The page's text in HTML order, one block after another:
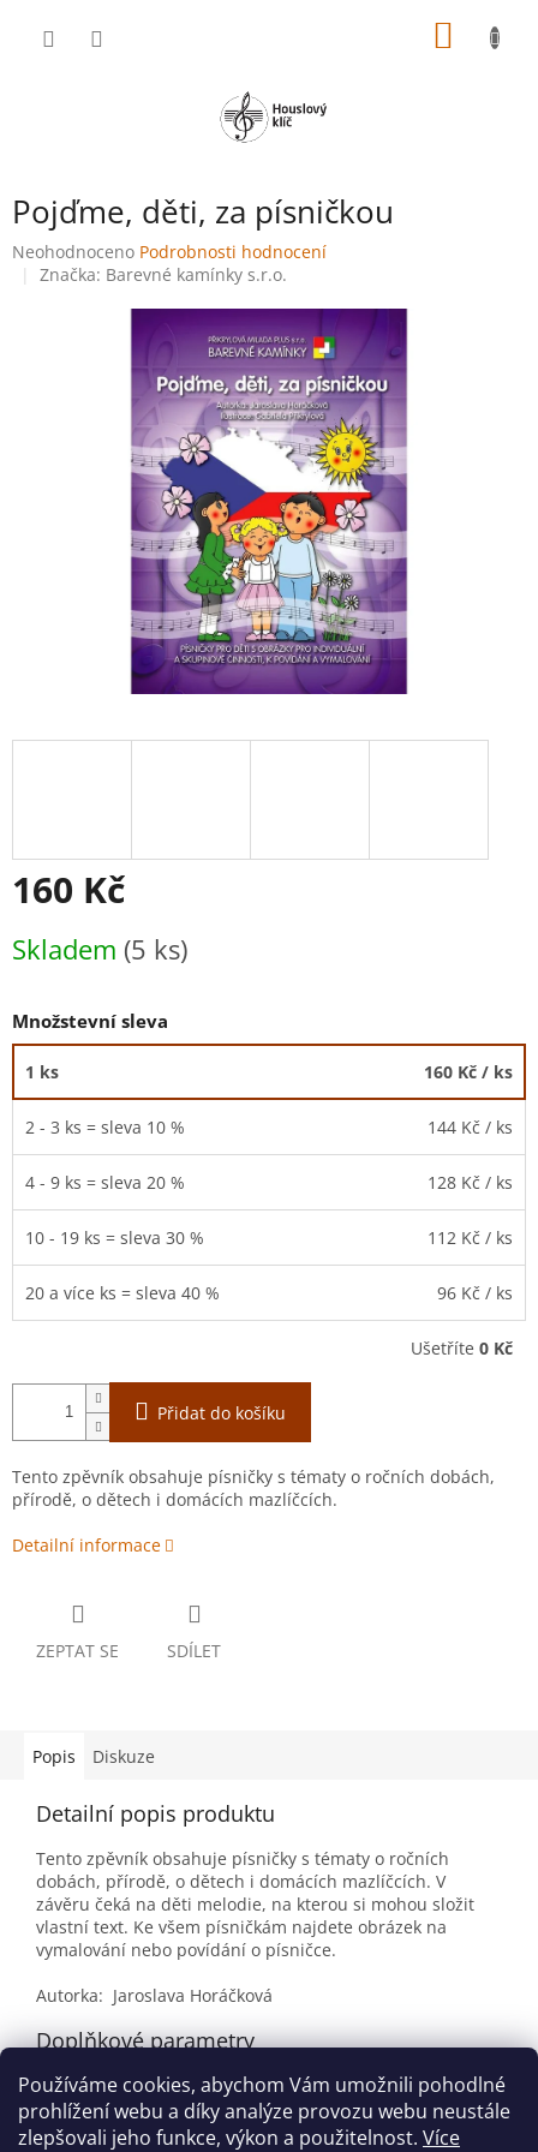
Používáme cookies, abychom Vám umožnili pohodlné
prohlížení webu a díky analýze provozu webu neustále
zlepšovali jeho funkce, výkon a použitelnost. Více
Pojďme, děti, za písničkou
Průměrné
hodnocení
Neohodnoceno Podrobnosti hodnocení
Značka: Barevné kamínky s.r.o.
160 Kč
cena:
Skladem (5 ks)
Množstevní sleva
1 ks 160 Kč / ks
2 - 3 ks = sleva 10 % 144 Kč / ks
4 - 9 ks = sleva 20 % 128 Kč / ks
10 - 19 ks = sleva 30 % 112 Kč / ks
20 a více ks = sleva 40 % 96 Kč / ks
Ušetříte 0 Kč
Přidat do košíku
Tento zpěvník obsahuje písničky s tématy o ročních dobách,
přírodě, o dětech i domácích mazlíčcích.
Detailní informace
ZEPTAT SE SDÍLET
Popis Diskuze
Detailní popis produktu
Tento zpěvník obsahuje písničky s tématy o ročních
dobách, přírodě, o dětech i domácích mazlíčcích. V
závěru čeká na děti melodie, na kterou si mohou složit
vlastní text. Ke všem písničkám najdete obrázek na
vymalování nebo povídání o písničce.
Autorka: Jaroslava Horáčková
Doplňkové parametry
Kategorie: Písničky pro děti
EAN: 9788087165546